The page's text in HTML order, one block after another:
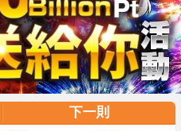
下一則